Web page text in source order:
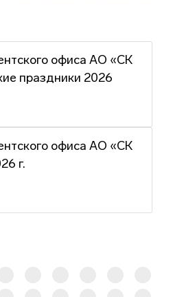
офиса АО «СК
праздники 2026
офиса АО «СК
г.